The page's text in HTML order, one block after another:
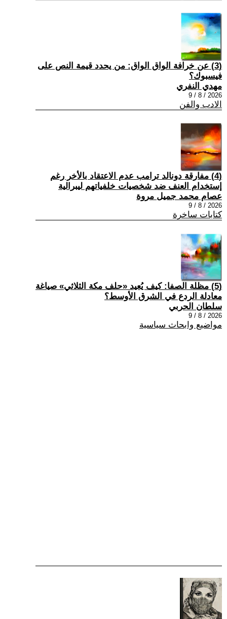
(3) عن خرافة الواق الواق: من يحدد قيمة النص على
فيسبوك؟
مهدي النفري
2026 / 8 / 9
الادب والفن
(4) مفارقة دونالد ترامب عدم الاعتقاد بالأخر رغم
إستخدام العنف ضد شخصيات خلفياتهم ليبرالية
عصام محمد جميل مروة
2026 / 8 / 9
كتابات ساخرة
(5) مظلة الصفا: كيف يُعيد «حلف مكة الثلاثي» صياغة
معادلة الردع في الشرق الأوسط؟
سلطان الحربي
2026 / 8 / 9
مواضيع وابحاث سياسية